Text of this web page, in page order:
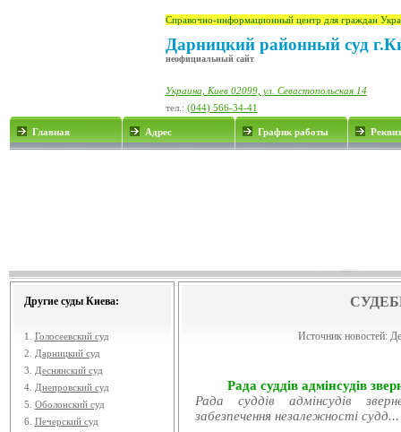
Справочно-информационный центр для граждан
Дарницкий районный суд
неофициальный сайт
Украина, Киев 02099, ул. Севастопольская 14
тел.: (044) 566-34-41
Главная Адрес График работы
Другие суды Киева:
1. Голосеевский суд
2.
Дарницкий суд
3.
Деснянский суд
4. Днепровский суд
5. Оболонский суд
6. Печерский суд
Источник новостей:
Рада суддів адмінсудів
Рада суддів адмінсудів
забезпечення незалежності судд...